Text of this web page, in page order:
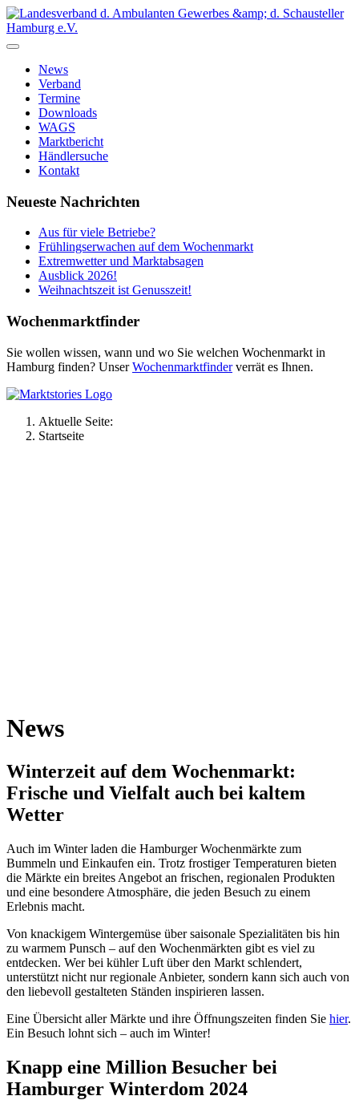
News
Verband
Termine
Downloads
WAGS
Marktbericht
Händlersuche
Kontakt
Neueste Nachrichten
Aus für viele Betriebe?
Frühlingserwachen auf dem Wochenmarkt
Extremwetter und Marktabsagen
Ausblick 2026!
Weihnachtszeit ist Genusszeit!
Wochenmarktfinder
Sie wollen wissen, wann und wo Sie welchen Wochenmarkt in
Hamburg finden? UnserWochenmarktfinderverrät es Ihnen.
Aktuelle Seite:
Startseite
News
Winterzeit auf dem Wochenmarkt:
Frische und Vielfalt auch bei kaltem
Wetter
Auch im Winter laden die Hamburger Wochenmärkte zum
Bummeln und Einkaufen ein. Trotz frostiger Temperaturen bieten
die Märkte ein breites Angebot an frischen, regionalen Produkten
und eine besondere Atmosphäre, die jeden Besuch zu einem
Erlebnis macht.
Von knackigem Wintergemüse über saisonale Spezialitäten bis hin
zu warmem Punsch – auf den Wochenmärkten gibt es viel zu
entdecken. Wer bei kühler Luft über den Markt schlendert,
unterstützt nicht nur regionale Anbieter, sondern kann sich auch von
den liebevoll gestalteten Ständen inspirieren lassen.
Eine Übersicht aller Märkte und ihre Öffnungszeiten finden Sie hier.
Ein Besuch lohnt sich – auch im Winter!
Knapp eine Million Besucher bei
Hamburger Winterdom 2024